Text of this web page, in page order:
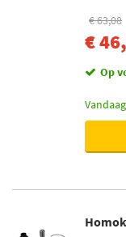
€ 63,08
€
Op